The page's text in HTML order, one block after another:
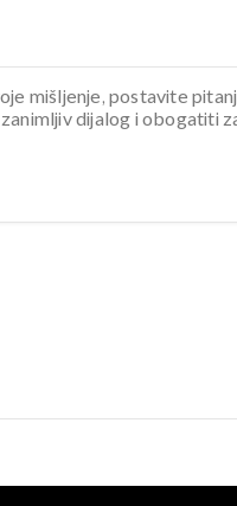
mišljenje, postavite
dijalog i obogatiti